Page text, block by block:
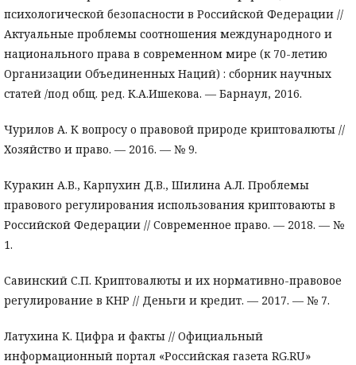
психологической безопасности в Российской Федерации //
Актуальные проблемы соотношения международного и
национального права в современном мире (к 70-летию
Организации Объединенных Наций) : сборник научных
статей /под общ. ред. К.А.Ишекова. — Барнаул, 2016.
Чурилов А. К вопросу о правовой природе криптовалюты //
Хозяйство и право. — 2016. — № 9.
Куракин А.В., Карпухин Д.В., Шилина А.Л. Проблемы
правового регулирования использования криптоваюты в
Российской Федерации // Современное право. — 2018. — №
1.
Савинский С.П. Криптовалюты и их нормативно-правовое
регулирование в КНР // Деньги и кредит. — 2017. — № 7.
Латухина К. Цифра и факты // Официальный
информационный портал «Российская газета RG.RU»